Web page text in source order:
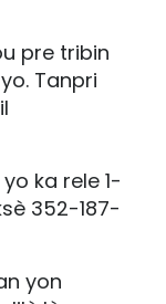
pre tribin
Tanpri
ka rele 1-
352-187-
yon